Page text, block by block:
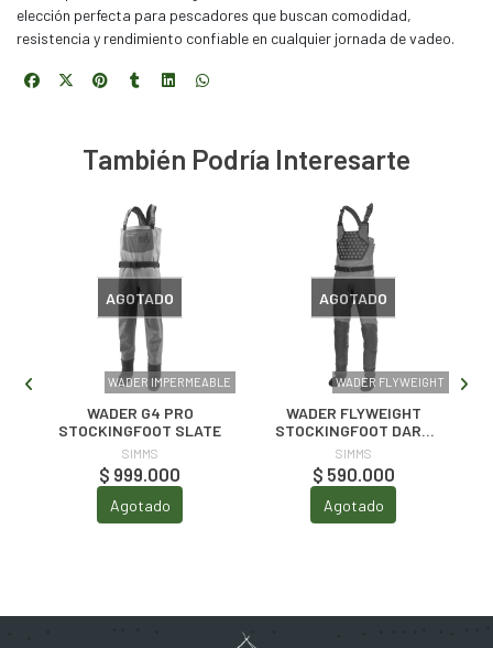
elección perfecta para pescadores que buscan comodidad,
resistencia y rendimiento confiable en cualquier jornada de vadeo.
También Podría Interesarte
WADER IMPERMEABLE
AGOTADO
WADER G4 PRO
STOCKINGFOOT SLATE
SIMMS
$ 999.000
Agotado
WADER FLYWEIGHT
AGOTADO
WADER FLYWEIGHT
STOCKINGFOOT DARK
STONE
SIMMS
$ 590.000
Agotado